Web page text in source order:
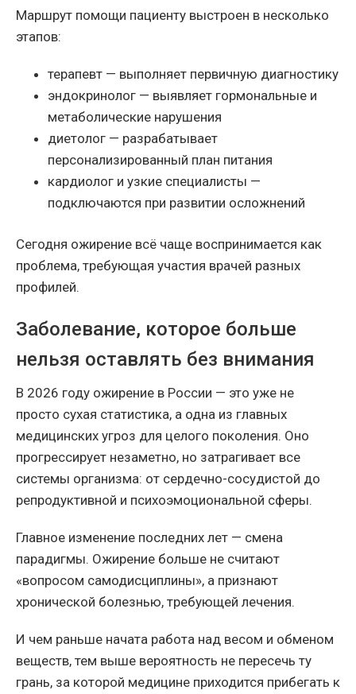
Маршрут помощи пациенту выстроен в несколько
этапов:
терапевт — выполняет первичную диагностику
эндокринолог — выявляет гормональные и
метаболические нарушения
диетолог — разрабатывает
персонализированный план питания
кардиолог и узкие специалисты —
подключаются при развитии осложнений
Сегодня ожирение всё чаще воспринимается как
проблема, требующая участия врачей разных
профилей.
Заболевание, которое больше
нельзя оставлять без внимания
В 2026 году ожирение в России — это уже не
просто сухая статистика, а одна из главных
медицинских угроз для целого поколения. Оно
прогрессирует незаметно, но затрагивает все
системы организма: от сердечно-сосудистой до
репродуктивной и психоэмоциональной сферы.
Главное изменение последних лет — смена
парадигмы. Ожирение больше не считают
«вопросом самодисциплины», а признают
хронической болезнью, требующей лечения.
И чем раньше начата работа над весом и обменом
веществ, тем выше вероятность не пересечь ту
грань, за которой медицине приходится прибегать к